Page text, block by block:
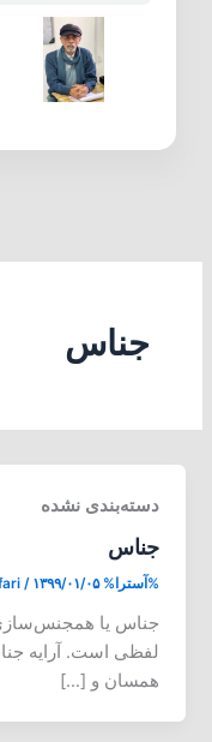
جناس
دسته‌بندی نشده
جناس
%آسترا% / ۱۳۹۹/۰۱/۰۵
جناس یا همجنس‌سازی
لفظی است. آرایه
همسان و […]